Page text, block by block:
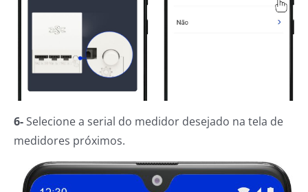
6-Selecione a serial do medidor desejado na tela de
medidores próximos.